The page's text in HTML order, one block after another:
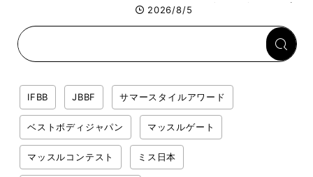
HYROX（ハイロックス）が
幕張メッセで8月6日から開
幕 約1万2,000人が集結
2026/8/5
IFBB JBBF サマースタイルアワード
ベストボディジャパン マッスルゲート
マッスルコンテスト ミス日本